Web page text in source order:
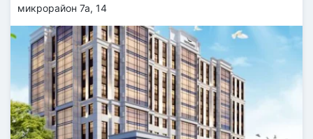
микрорайон 7а, 14